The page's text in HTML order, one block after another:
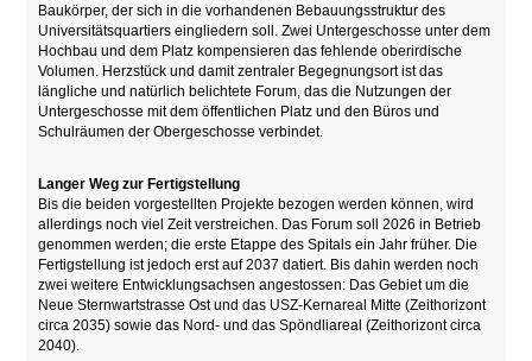
Baukörper, der sich in die vorhandenen Bebauungsstruktur des
Universitätsquartiers eingliedern soll. Zwei Untergeschosse unter dem
Hochbau und dem Platz kompensieren das fehlende oberirdische
Volumen. Herzstück und damit zentraler Begegnungsort ist das
längliche und natürlich belichtete Forum, das die Nutzungen der
Untergeschosse mit dem öffentlichen Platz und den Büros und
Schulräumen der Obergeschosse verbindet.
Langer Weg zur Fertigstellung
Bis die beiden vorgestellten Projekte bezogen werden können, wird
allerdings noch viel Zeit verstreichen. Das Forum soll 2026 in Betrieb
genommen werden; die erste Etappe des Spitals ein Jahr früher. Die
Fertigstellung ist jedoch erst auf 2037 datiert. Bis dahin werden noch
zwei weitere Entwicklungsachsen angestossen: Das Gebiet um die
Neue Sternwartstrasse Ost und das USZ-Kernareal Mitte (Zeithorizont
circa 2035) sowie das Nord- und das Spöndliareal (Zeithorizont circa
2040).